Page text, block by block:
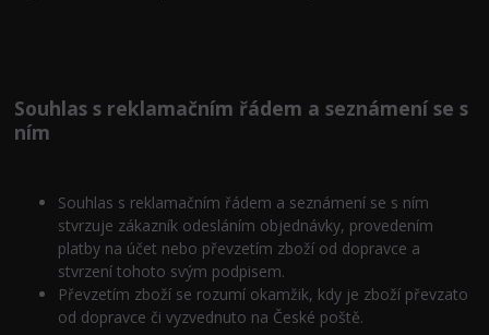
Souhlas s reklamačním řádem a seznámení se s
ním
Souhlas s reklamačním řádem a seznámení se s ním
stvrzuje zákazník odesláním objednávky, provedením
platby na účet nebo převzetím zboží od dopravce a
stvrzení tohoto svým podpisem.
Převzetím zboží se rozumí okamžik, kdy je zboží převzato
od dopravce či vyzvednuto na České poště.